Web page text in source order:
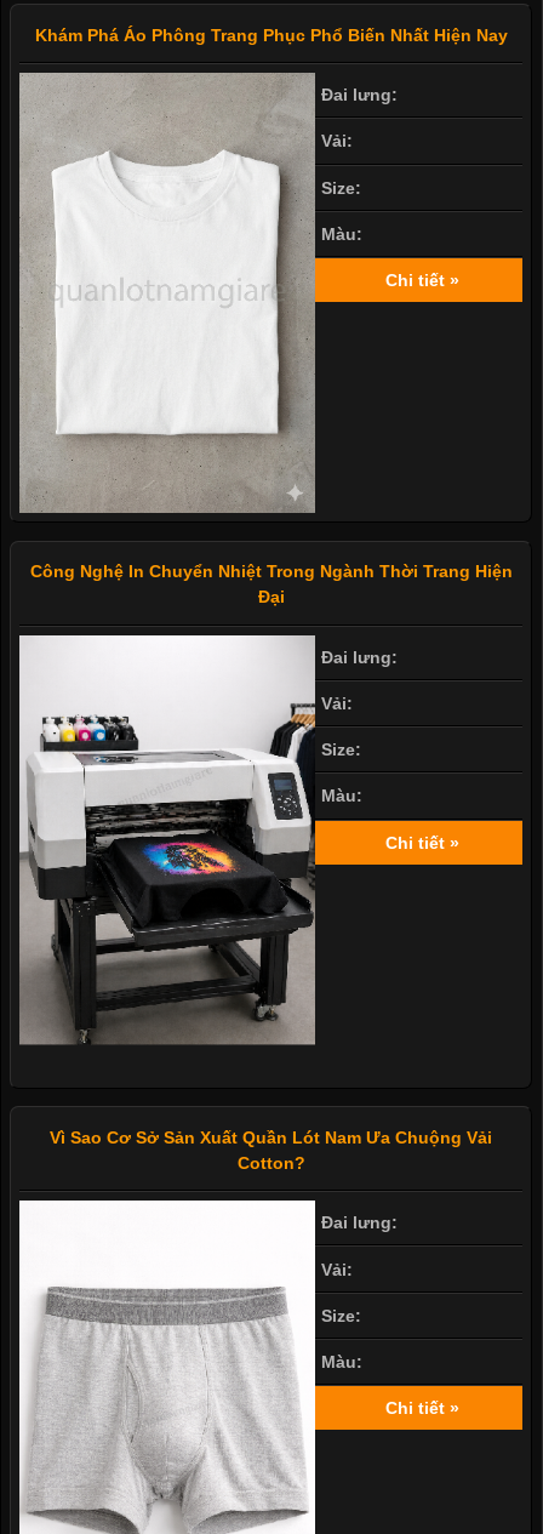
Khám Phá Áo Phông Trang Phục Phổ Biến Nhất Hiện Nay
Đai lưng:
Vải:
Size:
Màu:
Chi tiết »
Công Nghệ In Chuyển Nhiệt Trong Ngành Thời Trang Hiện
Đại
Đai lưng:
Vải:
Size:
Màu:
Chi tiết »
Vì Sao Cơ Sở Sản Xuất Quần Lót Nam Ưa Chuộng Vải
Cotton?
Đai lưng:
Vải:
Size:
Màu:
Chi tiết »